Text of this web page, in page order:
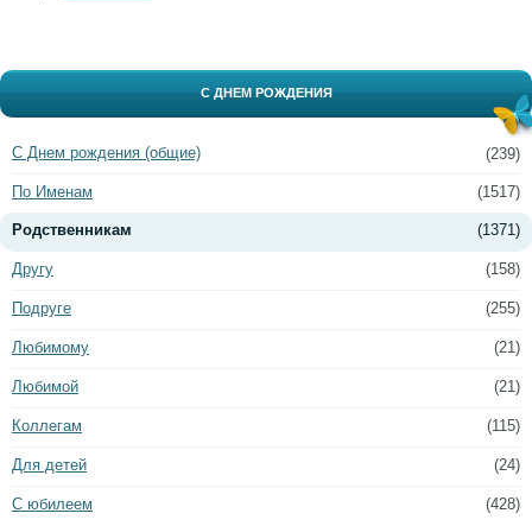
С ДНЕМ РОЖДЕНИЯ
(239)
С Днем рождения (общие)
(1517)
По Именам
(1371)
Родственникам
(158)
Другу
(255)
Подруге
(21)
Любимому
(21)
Любимой
(115)
Коллегам
(24)
Для детей
(428)
С юбилеем